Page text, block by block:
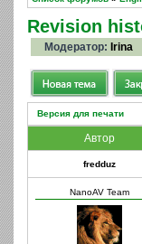
Revision
Модератор: Irina
Версия для печати
Автор
fredduz
NanoAV Team